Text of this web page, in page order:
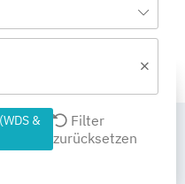
&
Filter
zurücksetzen